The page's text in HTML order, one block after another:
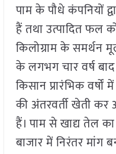
पाम के पौधे कंपनियों
हैं तथा उत्पादित फल
किलोग्राम के समर्थन
के लगभग चार वर्ष
किसान प्रारंभिक
की अंतरवर्ती खेती
हैं। पाम से खाद्य तेल
बाजार में निरंतर मांग